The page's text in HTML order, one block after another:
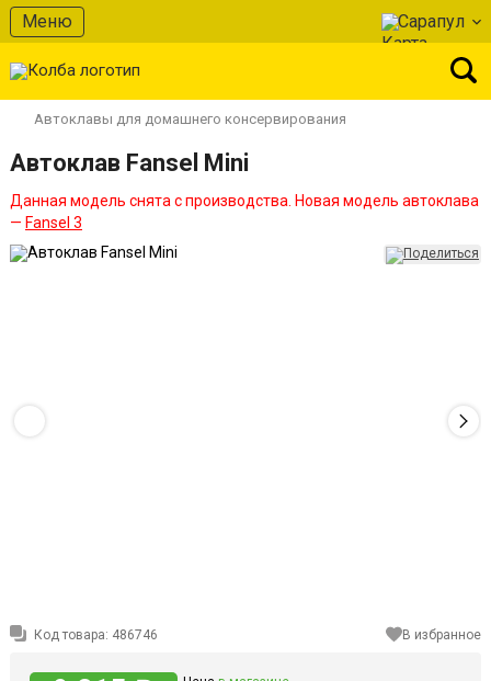
Меню Сарапул
Автоклавы для домашнего консервирования
Автоклав Fansel Mini
Данная модель снята с производства. Новая модель автоклава
— Fansel 3
Код товара: 486746 В избранное